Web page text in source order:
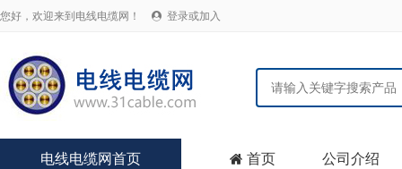
您好，欢迎来到电线电缆网！  登录或加入
电线电缆网首页  首页 公司介绍